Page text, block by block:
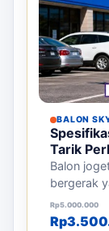
BALON
Tarik
Balon
bergerak
Rp5.000.000
Harga
Rp
Harga